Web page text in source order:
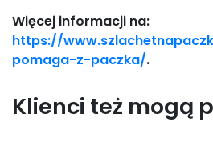
Więcej informacji na:
https://
pomaga-z-paczka/.
Klienci też mogą